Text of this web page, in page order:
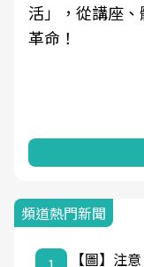
活」，從講座
革命！
頻道熱門新聞
【圖】注